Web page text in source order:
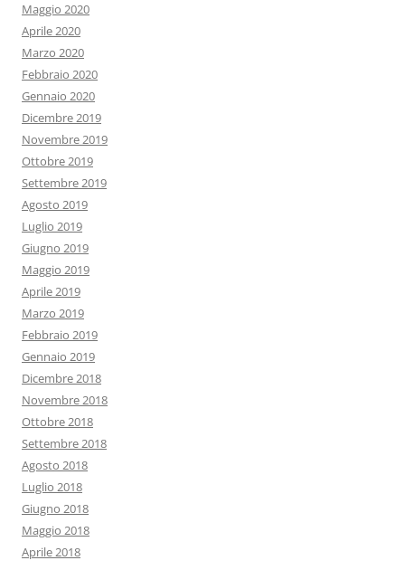
Maggio 2020
Aprile 2020
Marzo 2020
Febbraio 2020
Gennaio 2020
Dicembre 2019
Novembre 2019
Ottobre 2019
Settembre 2019
Agosto 2019
Luglio 2019
Giugno 2019
Maggio 2019
Aprile 2019
Marzo 2019
Febbraio 2019
Gennaio 2019
Dicembre 2018
Novembre 2018
Ottobre 2018
Settembre 2018
Agosto 2018
Luglio 2018
Giugno 2018
Maggio 2018
Aprile 2018